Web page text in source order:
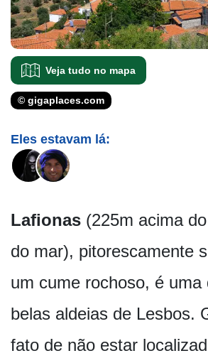
Veja tudo no mapa
© gigaplaces.com
Eles estavam lá:
Lafionas (225m acima
do mar), pitorescamente
um cume rochoso, é uma
belas aldeias de Lesbos.
fato de não estar